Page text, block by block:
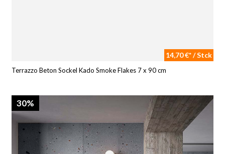
14,70 €* / Stck
Terrazzo Beton Sockel Kado Smoke Flakes 7 x 90 cm
30%